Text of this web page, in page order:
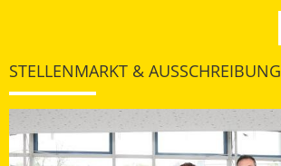
STELLENMARKT & AUSSCHREIBUNG